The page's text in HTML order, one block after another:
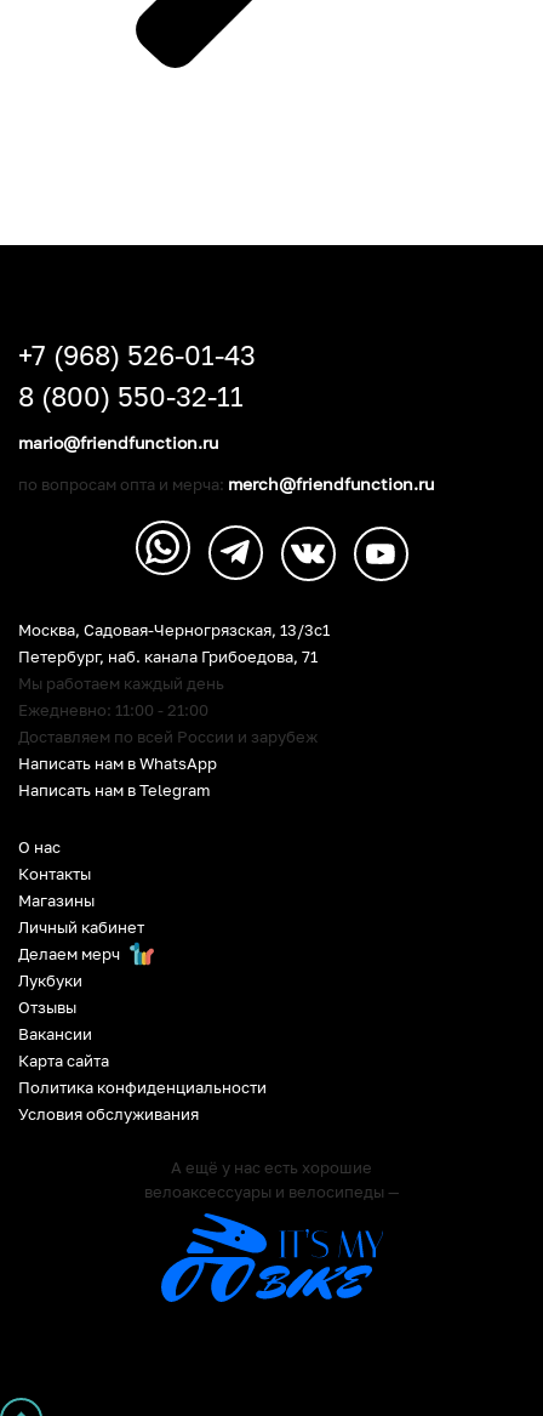
О нас
Контакты
Магазины
Личный кабинет
Делаем мерч
Лукбуки
Отзывы
Вакансии
Карта сайта
Политика конфиденциальности
Условия обслуживания
А ещё у нас есть хорошие
велоаксессуары и велосипеды —
Москва, Садовая-Черногрязская, 13/3c1
Петербург, наб. канала Грибоедова, 71
Мы работаем каждый день
Ежедневно: 11:00 - 21:00
Доставляем по всей России и зарубеж
Написать нам в WhatsApp
Написать нам в Telegram
+7 (968) 526-01-43
8 (800) 550-32-11
mario@friendfunction.ru
по вопросам опта и мерча: merch@friendfunction.ru